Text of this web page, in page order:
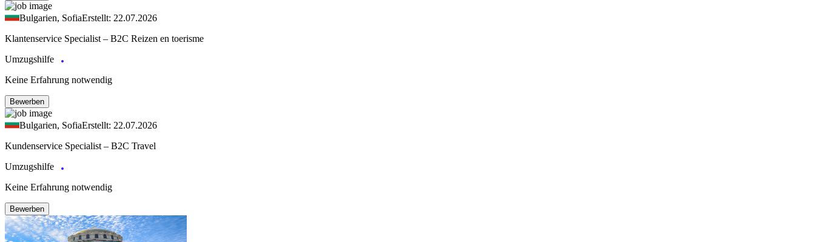
Bulgarien, SofiaErstellt: 22.07.2026
Klantenservice Specialist – B2C Reizen en toerisme
Umzugshilfe
Keine Erfahrung notwendig
Bewerben
Bulgarien, SofiaErstellt: 22.07.2026
Kundenservice Specialist – B2C Travel
Umzugshilfe
Keine Erfahrung notwendig
Bewerben